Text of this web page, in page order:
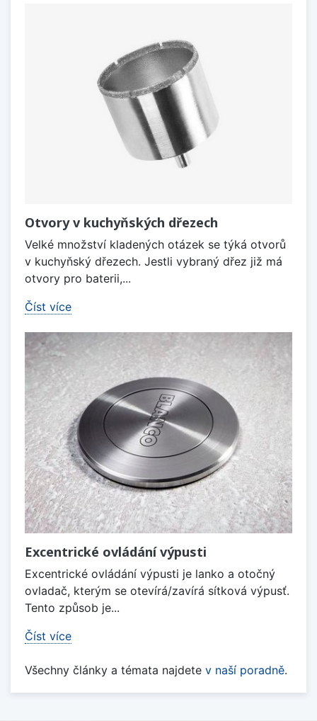
Otvory v kuchyňských dřezech
Velké množství kladených otázek se týká otvorů
v kuchyňský dřezech. Jestli vybraný dřez již má
otvory pro baterii,...
Číst více
Excentrické ovládání výpusti
Excentrické ovládání výpusti je lanko a otočný
ovladač, kterým se otevírá/zavírá sítková výpusť.
Tento způsob je...
Číst více
Všechny články a témata najdete v naší poradně.